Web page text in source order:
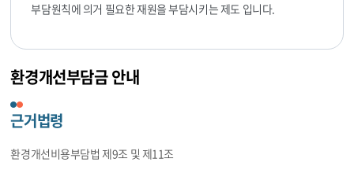
부담원칙에 의거 필요한 재원을 부담시키는 제도 입니다.
환경개선부담금 안내
근거법령
환경개선비용부담법 제9조 및 제11조